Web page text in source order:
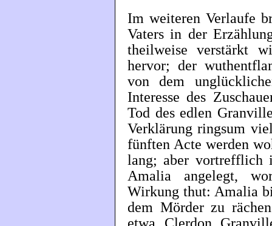
Im weiteren Verlaufe
Vaters in der
theilweise verstärkt
hervor; der
von dem
Interesse des
Tod des edlen
Verklärung ringsum
fünften Acte werden
lang; aber vortrefflich
Amalia angelegt,
Wirkung thut: Amalia
dem Mörder zu